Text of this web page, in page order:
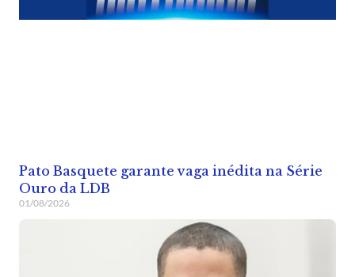
Pato Basquete garante vaga inédita na Série
Ouro da LDB
01/08/2026